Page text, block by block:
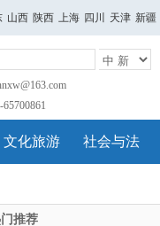
山西 陕西 上海 四川 天津 新疆
文化旅游 社会与法
推荐